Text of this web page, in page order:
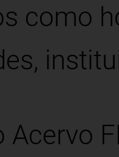
como
Acervo